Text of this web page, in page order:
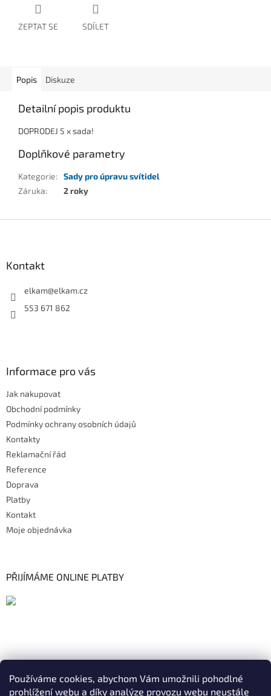
Používáme cookies, abychom Vám umožnili pohodlné
prohlížení webu a díky analýze provozu webu neustále
ZEPTAT SE SDÍLET
Popis Diskuze
Detailní popis produktu
DOPRODEJ 5 x sada!
Doplňkové parametry
Kategorie: Sady pro úpravu svítidel
Záruka: 2 roky
Kontakt
elkam@elkam.cz
553 671 862
Informace pro vás
Jak nakupovat
Obchodní podmínky
Podmínky ochrany osobních údajů
Kontakty
Reklamační řád
Reference
Doprava
Platby
Kontakt
Moje objednávka
PŘIJÍMÁME ONLINE PLATBY